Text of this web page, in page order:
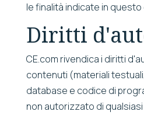
le finalità indicate in
Diritti
CE.com rivendica i diritti
contenuti (materiali
database e codice di
non autorizzato di